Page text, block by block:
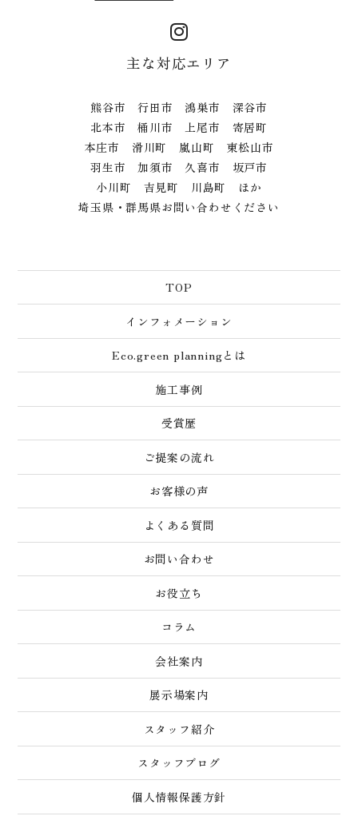
主な対応エリア
熊谷市 行田市 鴻巣市 深谷市
北本市 桶川市 上尾市 寄居町
本庄市 滑川町 嵐山町 東松山市
羽生市 加須市 久喜市 坂戸市
小川町 吉見町 川島町 ほか
埼玉県・群馬県お問い合わせください
TOP
インフォメーション
Eco.green planningとは
施工事例
受賞歴
ご提案の流れ
お客様の声
よくある質問
お問い合わせ
お役立ち
コラム
会社案内
展示場案内
スタッフ紹介
スタッフブログ
個人情報保護方針